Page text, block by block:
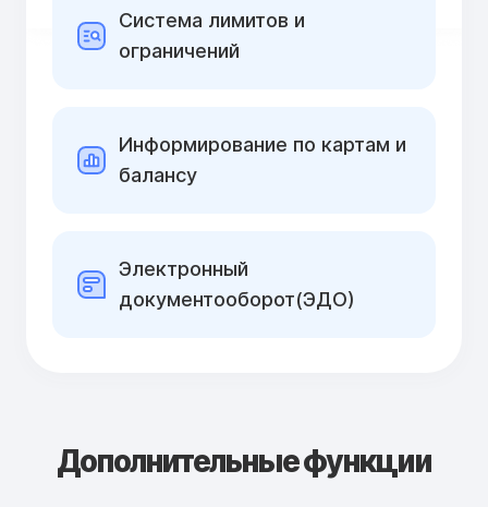
Cистема лимитов и
ограничений
Информирование по картам и
балансу
Электронный
документооборот(ЭДО)
Дополнительные функции